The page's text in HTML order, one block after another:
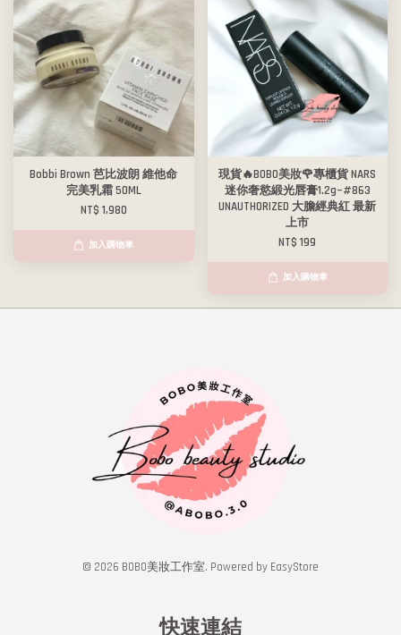
Bobbi Brown 芭比波朗 維他命
完美乳霜 50ML
NT$ 1,980
加入購物車
現貨🔥BOBO美妝🌹專櫃貨 NARS
迷你奢慾緞光唇膏1.2g~#863
UNAUTHORIZED 大膽經典紅 最新
上市
NT$ 199
加入購物車
© 2026 BOBO美妝工作室. Powered by EasyStore
快速連結